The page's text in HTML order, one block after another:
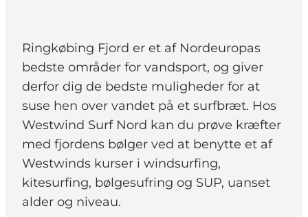
Ringkøbing Fjord er et af Nordeuropas
bedste områder for vandsport, og giver
derfor dig de bedste muligheder for at
suse hen over vandet på et surfbræt. Hos
Westwind Surf Nord kan du prøve kræfter
med fjordens bølger ved at benytte et af
Westwinds kurser i windsurfing,
kitesurfing, bølgesufring og SUP, uanset
alder og niveau.